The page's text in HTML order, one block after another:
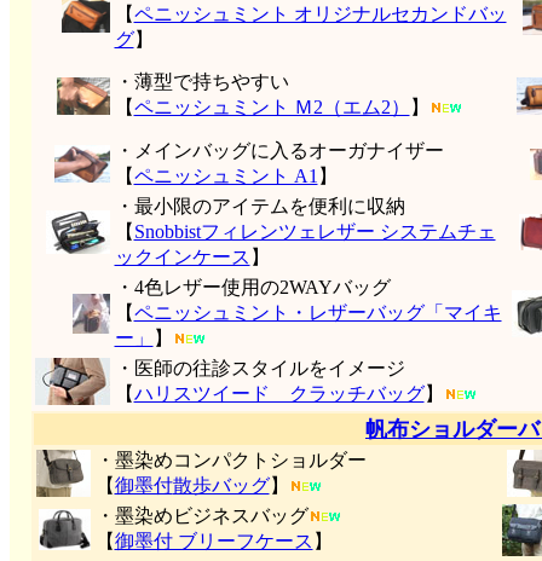
【ペニッシュミント オリジナルセカンドバッ
グ】
・薄型で持ちやすい
【ペニッシュミント Ｍ2（エム2） 】
・メインバッグに入るオーガナイザー
【ペニッシュミント A1 】
・最小限のアイテムを便利に収納
【 Snobbistフィレンツェレザー システムチェ
ックインケース 】
・4色レザー使用の2WAYバッグ
【ペニッシュミント・レザーバッグ「マイキ
ー」
】
・医師の往診スタイルをイメージ
【ハリスツイード クラッチバッグ】
帆布ショルダー
・墨染めコンパクトショルダー
【御墨付散歩バッグ】
・墨染めビジネスバッグ
【御墨付 ブリーフケース 】